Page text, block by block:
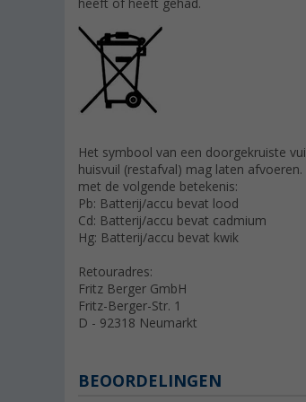
heeft of heeft gehad.
Het symbool van een doorgekruiste
huisvuil (restafval) mag laten
met de volgende betekenis:
Pb: Batterij/accu bevat lood
Cd: Batterij/accu bevat cadmium
Hg: Batterij/accu bevat kwik
Retouradres:
Fritz Berger GmbH
Fritz-Berger-Str. 1
D - 92318 Neumarkt
BEOORDELINGEN